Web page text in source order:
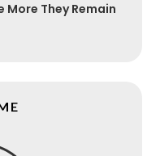
More They Remain